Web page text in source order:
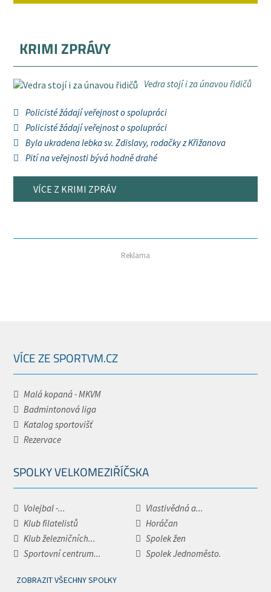
KRIMI ZPRÁVY
Vedra stojí i za únavou řidičů
Policisté žádají veřejnost o spolupráci
Policisté žádají veřejnost o spolupráci
Byla ukradena lebka sv. Zdislavy, rodačky z Křižanova
Pití na veřejnosti bývá hodně drahé
VÍCE Z KRIMI ZPRÁV
Reklama
VÍCE ZE SPORTVM.CZ
Malá kopaná - MKVM
Badmintonová liga
Katalog sportovišť
Rezervace
SPOLKY VELKOMEZIŘÍČSKA
Volejbal -...
Vlastivědná a...
Klub filatelistů
Horáčan
Klub železničních...
Spolek žen
Sportovní centrum...
Spolek Jednoměsto.
ZOBRAZIT VŠECHNY SPOLKY